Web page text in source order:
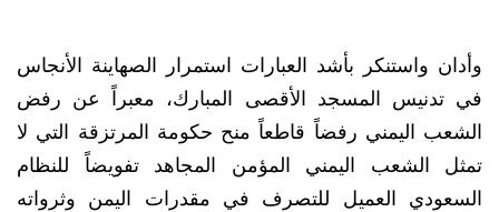
وأدان واستنكر بأشد العبارات استمرار الصهاينة الأنجاس
في تدنيس المسجد الأقصى المبارك، معبراً عن رفض
الشعب اليمني رفضاً قاطعاً منح حكومة المرتزقة التي لا
تمثل الشعب اليمني المؤمن المجاهد تفويضاً للنظام
السعودي العميل للتصرف في مقدرات اليمن وثرواته